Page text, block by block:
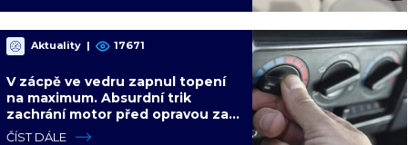
Aktuality | 17671
V zácpě ve vedru zapnul topení
na maximum. Absurdní trik
zachrání motor před opravou za
desítky tisíc
ČÍST DÁLE